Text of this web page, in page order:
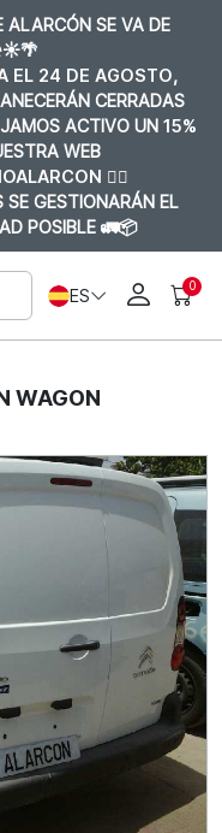
SE VA DE
EL 24 DE AGOSTO,
CERRADAS
ACTIVO UN 15%
WEB
👈🏼
GESTIONARÁN EL
POSIBLE 🚛📦
ES 0
WAGON